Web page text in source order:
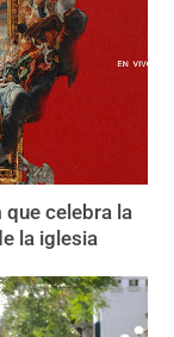
que celebra la
la iglesia